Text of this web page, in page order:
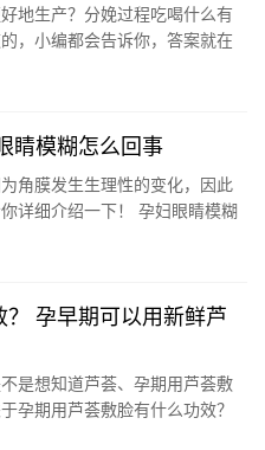
地生产？分娩过程吃喝什么有
，小编都会告诉你，答案就在
睛模糊怎么回事
角膜发生生理性的变化，因此
详细介绍一下！ 孕妇眼睛模糊
孕早期可以用新鲜芦
是想知道芦荟、孕期用芦荟敷
孕期用芦荟敷脸有什么功效？